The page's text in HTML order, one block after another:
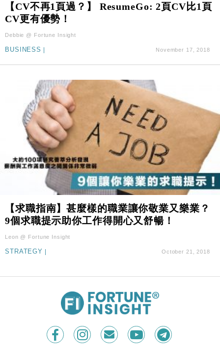
【CV不再1頁過？】 ResumeGo: 2頁CV比1頁
CV更有優勢！
Debbie @ Fortune Insight
BUSINESS | November 17, 2018
【求職指南】甚麼樣的職業讓你敬業又樂業？
9個求職提示助你工作得開心又舒暢！
Leon @ Fortune Insight
STRATEGY October 21, 2018